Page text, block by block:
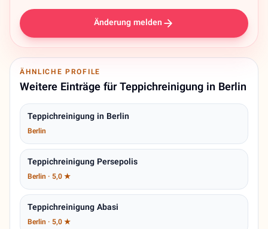
Änderung melden
ÄHNLICHE PROFILE
Weitere Einträge für Teppichreinigung in Berlin
Teppichreinigung in Berlin
Berlin
Teppichreinigung Persepolis
Berlin · 5,0 ★
Teppichreinigung Abasi
Berlin · 5,0 ★